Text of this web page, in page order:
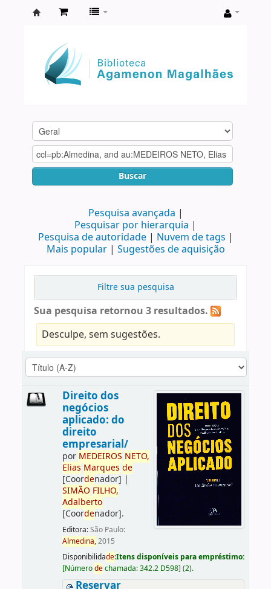
Agamenon
Magalhães
Buscar
Pesquisa avançada
Pesquisar por hierarquia
Pesquisa de autoridade
Nuvem de tags
Mais popular
Sugestões de aquisição
Filtre sua pesquisa
Sua pesquisa retornou 3 resultados.
Desculpe, sem sugestões.
Direito dos
negócios
aplicado: do
direito
empresarial/
por MEDEIROS NETO,
Elias Marques de
[Coordenador] |
SIMÃO FILHO,
Adalberto
[Coordenador].
Editora:São Paulo:
Almedina,2015
Disponibilidade:Itens disponíveis para empréstimo:
[Númerodechamada:342.2 D598] (2).
Reservar